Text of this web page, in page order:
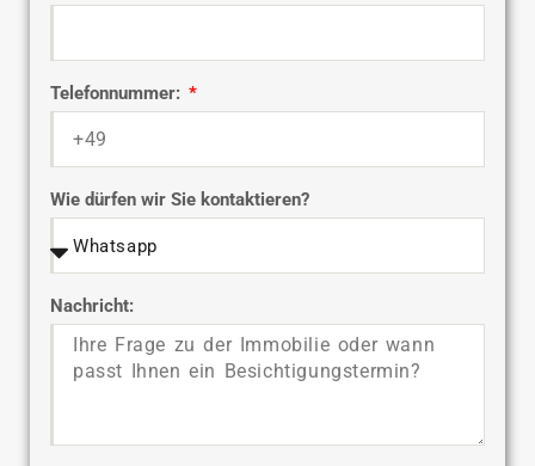
Telefonnummer:
Wie dürfen wir Sie kontaktieren?
Nachricht: